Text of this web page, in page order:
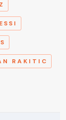
RAKITIC